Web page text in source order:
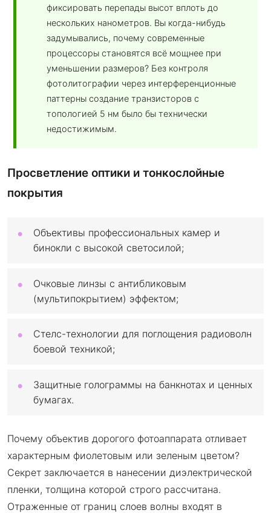
фиксировать перепады высот вплоть до
нескольких нанометров. Вы когда-нибудь
задумывались, почему современные
процессоры становятся всё мощнее при
уменьшении размеров? Без контроля
фотолитографии через интерференционные
паттерны создание транзисторов с
топологией 5 нм было бы технически
недостижимым.
Просветление оптики и тонкослойные
покрытия
Объективы профессиональных камер и
бинокли с высокой светосилой;
Очковые линзы с антибликовым
(мультипокрытием) эффектом;
Стелс-технологии для поглощения радиоволн
боевой техникой;
Защитные голограммы на банкнотах и ценных
бумагах.
Почему объектив дорогого фотоаппарата отливает
характерным фиолетовым или зеленым цветом?
Секрет заключается в нанесении диэлектрической
пленки, толщина которой строго рассчитана.
Отраженные от границ слоев волны входят в